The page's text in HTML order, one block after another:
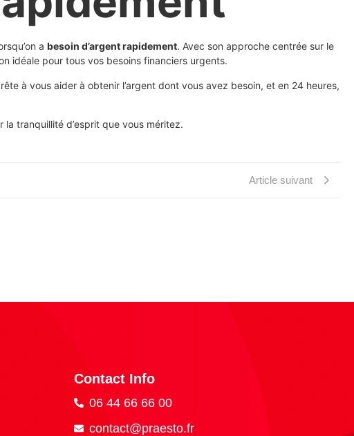
a besoin d’argent rapidement. Avec son approche centrée sur le
idéale pour tous vos besoins financiers urgents.
à vous aider à obtenir l’argent dont vous avez besoin, et en 24 heures,
tranquillité d’esprit que vous méritez.
Article suivant
Contact Info
06 44 66 66 00
contact@praesto.fr